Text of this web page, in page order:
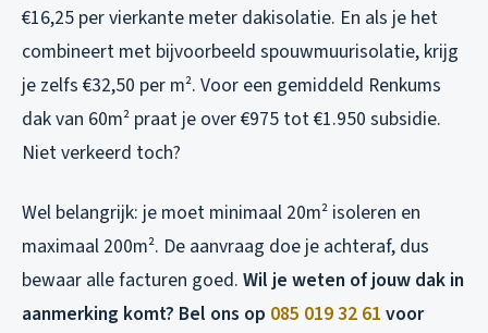
€16,25 per vierkante meter dakisolatie. En als je het
combineert met bijvoorbeeld spouwmuurisolatie, krijg
je zelfs €32,50 per m². Voor een gemiddeld Renkums
dak van 60m² praat je over €975 tot €1.950 subsidie.
Niet verkeerd toch?
Wel belangrijk: je moet minimaal 20m² isoleren en
maximaal 200m². De aanvraag doe je achteraf, dus
bewaar alle facturen goed. Wil je weten of jouw dak in
aanmerking komt? Bel ons op 085 019 32 61 voor